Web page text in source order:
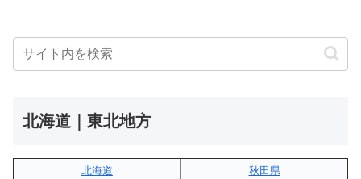
北海道｜東北地方
北海道
秋田県